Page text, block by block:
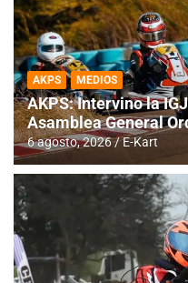
AKPS MEDIOS
AKPS: Intervino la
Asamblea General
6 agosto, 2026 E-Kart